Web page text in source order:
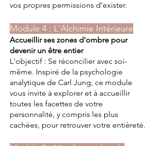
vos propres permissions d'exister.
Module 4 : L'Alchimie Intérieure
Accueillir ses zones d'ombre pour
devenir un être entier
L'objectif : Se réconcilier avec soi-
même. Inspiré de la psychologie
analytique de Carl Jung, ce module
vous invite à explorer et à accueillir
toutes les facettes de votre
personnalité, y compris les plus
cachées, pour retrouver votre entièreté.